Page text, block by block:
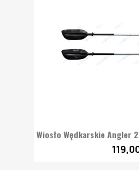
Wiosło Wędkarskie Angler